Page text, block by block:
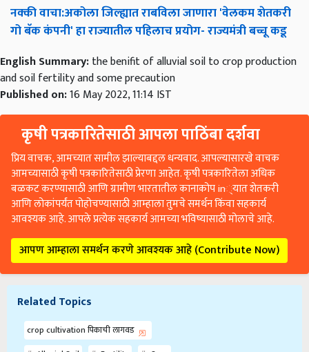
नक्कीवाचा:अकोलाजिल्ह्यातराबविलाजाणारा'वेलकमशेतकरी
गोबॅककंपनी'हाराज्यातीलपहिलाचप्रयोग-राज्यमंत्रीबच्चूकडू
English Summary:the benifit of alluvial soil to crop production
and soil fertility and some precaution
Published on:16 May 2022, 11:14 IST
कृषी पत्रकारितेसाठी आपला पाठिंबा दर्शवा
प्रिय वाचक, आमच्यात सामील झाल्याबद्दल धन्यवाद. आपल्यासारखे वाचक
आमच्यासाठी कृषी पत्रकारितेसाठी प्रेरणा आहेत. कृषी पत्रकारितेला अधिक
बळकट करण्यासाठी आणि ग्रामीण भारतातील कानाकोप in्यात शेतकरी
आणि लोकांपर्यंत पोहोचण्यासाठी आम्हाला तुमचे समर्थन किंवा सहकार्य
आवश्यक आहे. आपले प्रत्येक सहकार्य आमच्या भविष्यासाठी मोलाचे आहे.
आपण आम्हाला समर्थन करणे आवश्यक आहे (Contribute Now)
Related Topics
crop cultivation पिकाची लागवड